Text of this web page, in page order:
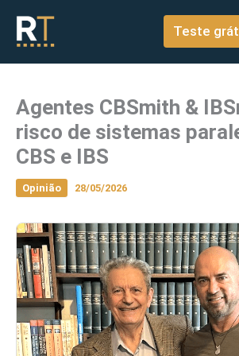
conteúdo
Teste
Agentes CBSmith &
risco de sistemas
CBS e IBS
Opinião 28/05/2026